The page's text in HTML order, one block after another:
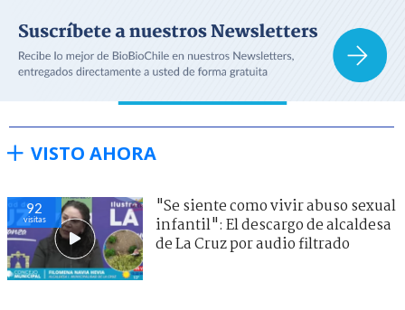
VISTO AHORA
92
visitas
"Se siente como vivir abuso sexual
infantil": El descargo de alcaldesa
de La Cruz por audio filtrado